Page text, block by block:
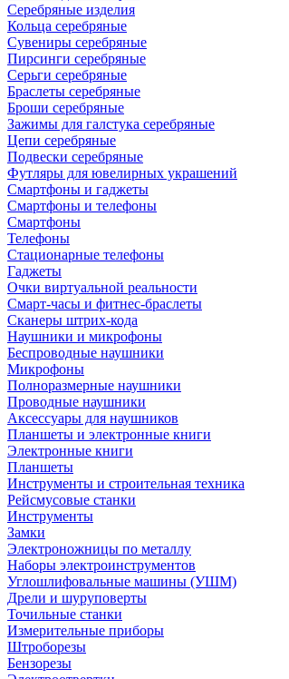
Серебряные изделия
Кольца серебряные
Сувениры серебряные
Пирсинги серебряные
Серьги серебряные
Браслеты серебряные
Броши серебряные
Зажимы для галстука серебряные
Цепи серебряные
Подвески серебряные
Футляры для ювелирных украшений
Смартфоны и гаджеты
Смартфоны и телефоны
Смартфоны
Телефоны
Стационарные телефоны
Гаджеты
Очки виртуальной реальности
Смарт-часы и фитнес-браслеты
Сканеры штрих-кода
Наушники и микрофоны
Беспроводные наушники
Микрофоны
Полноразмерные наушники
Проводные наушники
Аксессуары для наушников
Планшеты и электронные книги
Электронные книги
Планшеты
Инструменты и строительная техника
Рейсмусовые станки
Инструменты
Замки
Электроножницы по металлу
Наборы электроинструментов
Углошлифовальные машины (УШМ)
Дрели и шуруповерты
Точильные станки
Измерительные приборы
Штроборезы
Бензорезы